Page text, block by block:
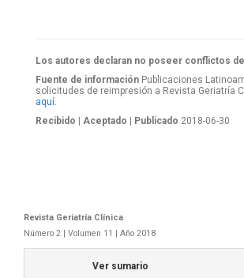
Los autores declaran no poseer conflictos
Fuente de información Publicaciones
solicitudes de reimpresión a Revista Geriatría
aquí.
Recibido
| Aceptado | Publicado 2018-06-30
Revista Geriatría Clí­nica
Número 2 | Volumen 11 | Año 2018
Ver sumario